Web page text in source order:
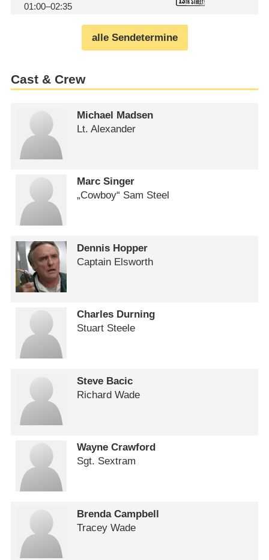
01:00–02:35
alle Sendetermine
Cast & Crew
Michael Madsen
Lt. Alexander
Marc Singer
„Cowboy“ Sam Steel
Dennis Hopper
Captain Elsworth
Charles Durning
Stuart Steele
Steve Bacic
Richard Wade
Wayne Crawford
Sgt. Sextram
Brenda Campbell
Tracey Wade